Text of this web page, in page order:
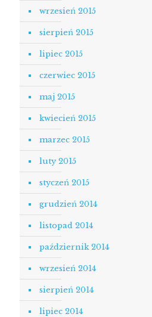
wrzesień 2015
sierpień 2015
lipiec 2015
czerwiec 2015
maj 2015
kwiecień 2015
marzec 2015
luty 2015
styczeń 2015
grudzień 2014
listopad 2014
październik 2014
wrzesień 2014
sierpień 2014
lipiec 2014